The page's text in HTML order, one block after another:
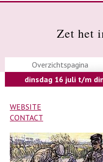
Zet het
Overzichtspagina
dinsdag 16 juli t/m
WEBSITE
CONTACT